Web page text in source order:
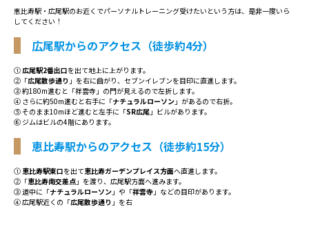
恵比寿駅・広尾駅のお近くでパーソナルトレーニング受けたいという方は、是非一度いら
してください！
広尾駅からのアクセス（徒歩約4分）
①広尾駅2番出口を出て地上に上がります。
②「広尾散歩通り 」を右に曲がり、セブンイレブンを目印に直進します。
③ 約180m進むと「祥雲寺」の門が見えるので左折します。
④ さらに約50m進むと右手に「ナチュラルローソン 」があるので右折。
⑤ そのまま10mほど進むと左手に「SR広尾 」ビルがあります。
⑥ ジムはビルの4階にあります。
恵比寿駅からのアクセス（徒歩約15分）
① 恵比寿駅東口を出て恵比寿ガーデンプレイス方面へ直進します。
②「恵比寿南交差点 」を渡り、広尾駅方面へ進みます。
③ 道中に「ナチュラルローソン 」や「祥雲寺 」などの目印があります。
④ 広尾駅近くの「広尾散歩通り 」を右